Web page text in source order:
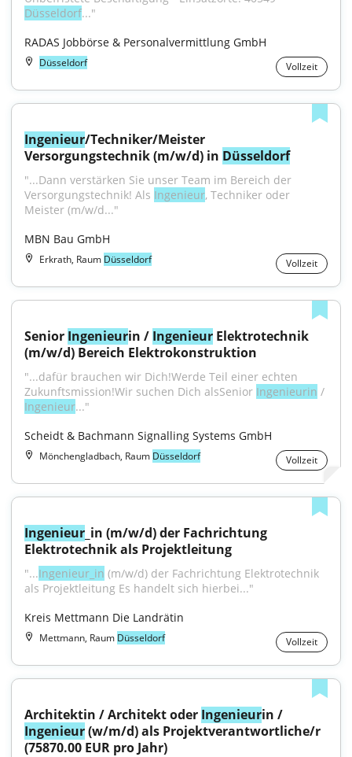
Düsseldorf..."
RADAS Jobbörse & Personalvermittlung GmbH
Düsseldorf Vollzeit
Ingenieur/Techniker/Meister
Versorgungstechnik (m/w/d) in Düsseldorf
"...Dann verstärken Sie unser Team im Bereich der
Versorgungstechnik! Als Ingenieur, Techniker oder
Meister (m/w/d..."
MBN Bau GmbH
Erkrath, Raum Düsseldorf Vollzeit
Senior Ingenieurin / Ingenieur Elektrotechnik
(m/w/d) Bereich Elektrokonstruktion
"...dafür brauchen wir Dich!Werde Teil einer echten
Zukunftsmission!Wir suchen Dich alsSenior Ingenieurin
Ingenieur..."
Scheidt & Bachmann Signalling Systems GmbH
Mönchengladbach, Raum Düsseldorf Vollzeit
Ingenieur _in (m/w/d) der Fachrichtung
Elektrotechnik als Projektleitung
"...Ingenieur_in (m/w/d) der Fachrichtung Elektrotechnik
als Projektleitung Es handelt sich hierbei..."
Kreis Mettmann Die Landrätin
Mettmann, Raum Düsseldorf Vollzeit
Architektin / Architekt oder Ingenieur
Ingenieur (w/m/d) als Projektverantwortliche/r
(75870.00 EUR pro Jahr)